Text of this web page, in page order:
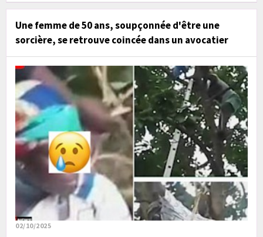
Une femme de 50 ans, soupçonnée d'être une
sorcière, se retrouve coincée dans un avocatier
02/10/2025